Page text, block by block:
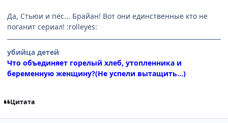
Да, Стьюи и пёс... Брайан! Вот они единственные кто не
поганит сериал! :rolleyes:
убийца детей
Что объединяет горелый хлеб, утопленника и
беременную женщину?(Не успели вытащить...)
Цитата